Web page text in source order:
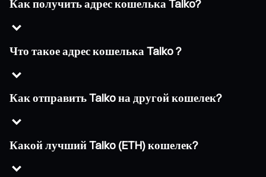
Как получить адрес кошелька Taiko?
Что такое адрес кошелька Taiko ?
Как отправить Taiko на другой кошелек?
Какой лучший Taiko (ETH) кошелек?